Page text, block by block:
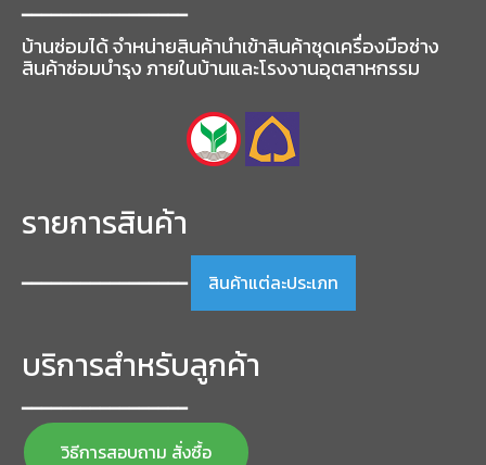
━━━━━━━━━━━━━━━━━
บ้านซ่อมได้ จำหน่ายสินค้านำเข้าสินค้าชุดเครื่องมือช่าง
สินค้าซ่อมบำรุง ภายในบ้านและโรงงานอุตสาหกรรม
รายการสินค้า
━━━━━━━━━━━━━━━━━ สินค้าแต่ละประเภท
บริการสำหรับลูกค้า
━━━━━━━━━━━━━━━━━
วิธีการสอบถาม สั่งซื้อ